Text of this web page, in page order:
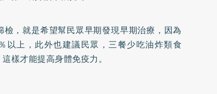
，就是希望幫民眾早期發現早期治療，因為
以上，此外也建議民眾，三餐少吃油炸類食
樣才能提高身體免疫力。